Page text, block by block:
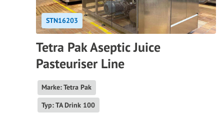
STN16203
Tetra Pak Aseptic Juice
Pasteuriser Line
Marke: Tetra Pak
Typ: TA Drink 100